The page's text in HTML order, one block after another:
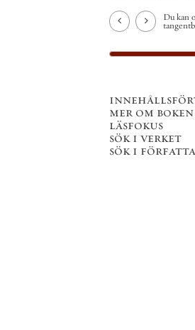
Du kan
mer om boken
läsfokus
sök i verket
sök i